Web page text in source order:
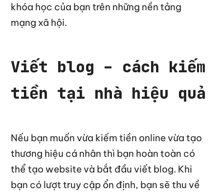
khóa học của bạn trên những nền tảng
mạng xã hội.
Viết blog – cách kiếm
tiền tại nhà hiệu quả
Nếu bạn muốn vừa kiếm tiền online vừa tạo
thương hiệu cá nhân thì bạn hoàn toàn có
thể tạo website và bắt đầu viết blog. Khi
bạn có lượt truy cập ổn định, bạn sẽ thu về